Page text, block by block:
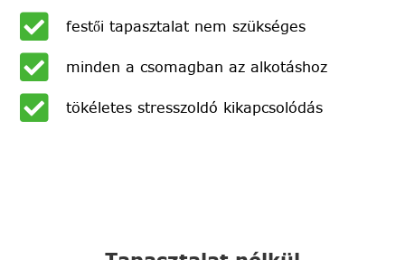
festői tapasztalat nem szükséges
minden a csomagban az alkotáshoz
tökéletes stresszoldó kikapcsolódás